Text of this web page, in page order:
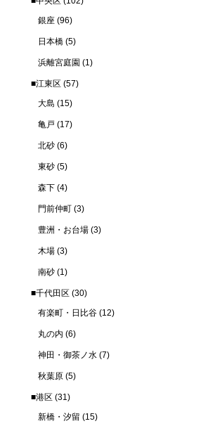
銀座 (96)
日本橋 (5)
浜離宮庭園 (1)
■江東区 (57)
大島 (15)
亀戸 (17)
北砂 (6)
東砂 (5)
森下 (4)
門前仲町 (3)
豊洲・お台場 (3)
木場 (3)
南砂 (1)
■千代田区 (30)
有楽町・日比谷 (12)
丸の内 (6)
神田・御茶ノ水 (7)
秋葉原 (5)
■港区 (31)
新橋・汐留 (15)